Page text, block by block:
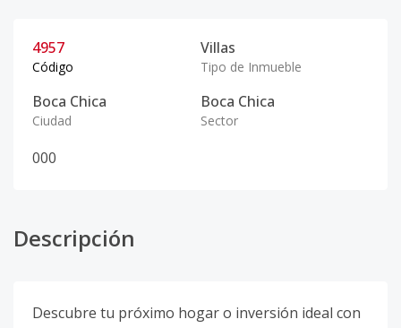
4957
Código
Villas
Tipo de Inmueble
Boca Chica
Ciudad
Boca Chica
Sector
000
Descripción
Descubre tu próximo hogar o inversión ideal con